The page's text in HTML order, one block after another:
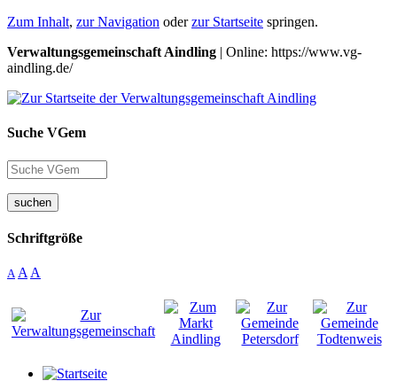
Zum Inhalt, zur Navigation oderzur Startseite springen.
Verwaltungsgemeinschaft Aindling | Online: https://www.vg-
aindling.de/
Suche VGem
suchen
Schriftgröße
A A A